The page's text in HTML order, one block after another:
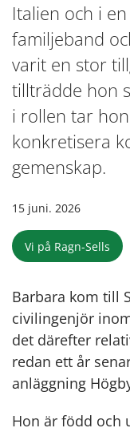
Italien och i
familjeband
varit en stor
tillträdde hon
i rollen tar
konkretisera
gemenskap.
15 juni. 2026
Vi på Ragn-Sells
Barbara kom till
civilingenjör
det därefter
redan ett år
anläggning
Hon är född och